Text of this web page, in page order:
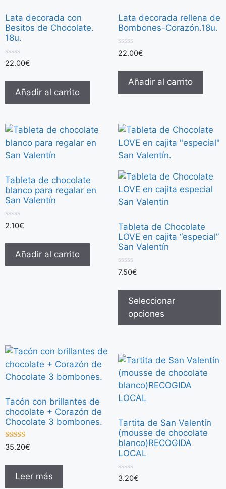
Lata decorada con
Besitos de Chocolate.
18u.
0
5
22.00€
Añadir al carrito
Lata decorada rellena de
Bombones-Corazón.18u.
0
5
22.00€
Añadir al carrito
Tableta de chocolate
blanco para regalar en
San Valentín
0
5
2.10€
Añadir al carrito
Tableta de Chocolate
LOVE en cajita “especial”
San Valentín
0
5
7.50€
Seleccionar
opciones
Tacón con brillantes de
chocolate + Corazón de
Chocolate 3 bombones.
5.00
de 5
35.20€
Leer más
Tartita de San Valentín
(mousse de chocolate
blanco)RECOGIDA
LOCAL
0
d
3.20€